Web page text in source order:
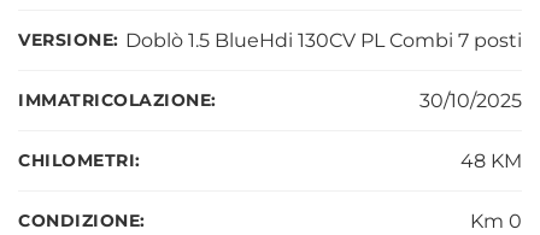
VERSIONE: Doblò 1.5 BlueHdi 130CV PL Combi 7 posti
IMMATRICOLAZIONE: 30/10/2025
CHILOMETRI: 48 KM
CONDIZIONE: Km 0